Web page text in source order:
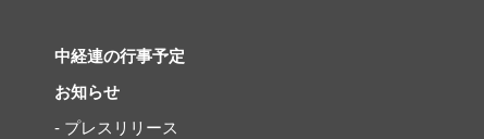
中経連の行事予定
お知らせ
- プレスリリース